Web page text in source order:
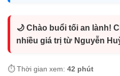
🌙 Chào buổi tối an lành!
nhiều giá trị từ Nguyễn
⏱️ Thời gian xem: 42 phút